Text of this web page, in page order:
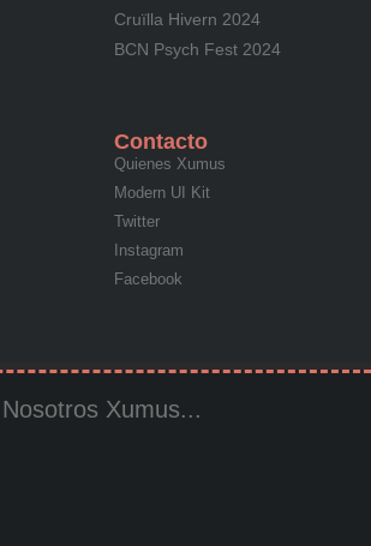
Cruïlla Hivern 2024
BCN Psych Fest 2024
Contacto
Quienes Xumus
Modern UI Kit
Twitter
Instagram
Facebook
Nosotros Xumus...